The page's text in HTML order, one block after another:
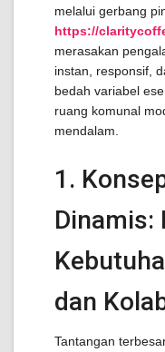
melalui gerbang
https://
merasakan
instan, responsif,
bedah variabel
ruang komunal
mendalam.
1.
Dinamis:
dan
Tantangan